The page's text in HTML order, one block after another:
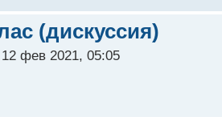
(дискуссия)
фев 2021, 05:05